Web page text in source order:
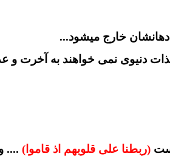
دهانشان خارج میشود...
لذات دنیوی نمی خواهند به آخرت و
(ربطنا علی قلوبهم اذ قاموا) ....